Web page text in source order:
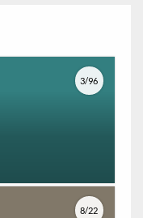
3/96
8/22